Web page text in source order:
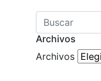
Archivos
Archivos